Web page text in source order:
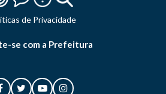
de Privacidade
se com a Prefeitura